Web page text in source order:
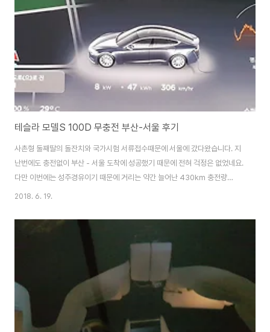
테슬라 모델S 100D 무충전 부산-서울 후기
사촌형 둘째딸의 돌잔치와 국가시험 서류접수때문에 서울에 갔다왔습니다. 지
난번에도 충전없이 부산 - 서울 도착에 성공했기 때문에 전혀 걱정은 없었네요.
다만 이번에는 성주경유이기 때문에 거리는 약간 늘어난 430km 충전량
99%에서 출발 95%이상 부터는 배터리 보호를 위해 회생제동에 제한이 걸립
ㅋㅋ 성주까지는 159.5km 로 통행료는 전기차 50%할인으로 7100원 정속
오토파일럿 걸어두고 2시간 전방주시만 하다보니 도착 ㅋㅋ 전비는
161Wh/km로 평소 시내주행보다 좋게 나옵니다. 역시 사람의 조작보다는 오
토파일럿이 운전을 잘해요 스무스하고 전비도 잘..
2018. 6. 19.